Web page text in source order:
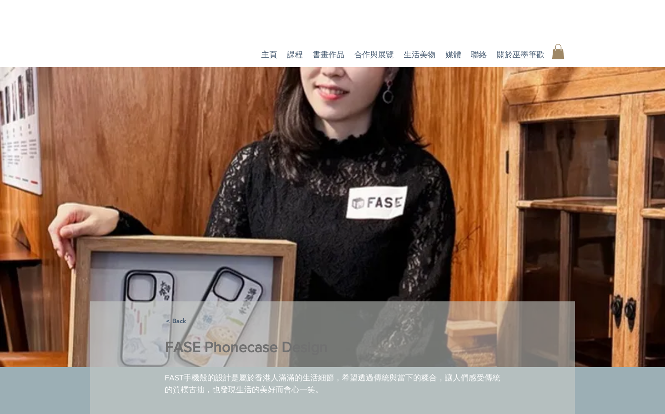
主頁 課程 書畫作品 合作與展覽 生活美物 媒體 聯絡 關於巫墨筆歡
< Back
FASE Phonecase Design
FAST手機殼的設計是屬於香港人滿滿的生活細節，希望透過傳統與當下的糅合，讓人們感受傳統
的質樸古拙，也發現生活的美好而會心一笑。